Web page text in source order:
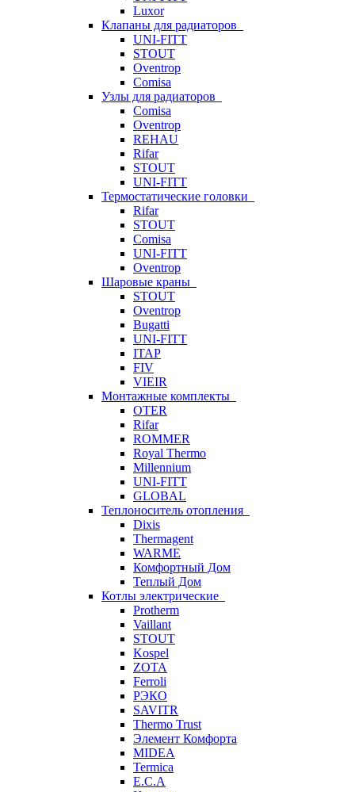
Luxor
Клапаны для радиаторов
UNI-FITT
STOUT
Oventrop
Comisa
Узлы для радиаторов
Comisa
Oventrop
REHAU
Rifar
STOUT
UNI-FITT
Термостатические головки
Rifar
STOUT
Comisa
UNI-FITT
Oventrop
Шаровые краны
STOUT
Oventrop
Bugatti
UNI-FITT
ITAP
FIV
VIEIR
Монтажные комплекты
OTER
Rifar
ROMMER
Royal Thermo
Millennium
UNI-FITT
GLOBAL
Теплоноситель отопления
Dixis
Thermagent
WARME
Комфортный Дом
Теплый Дом
Котлы электрические
Protherm
Vaillant
STOUT
Kospel
ZOTA
Ferroli
РЭКО
SAVITR
Thermo Trust
Элемент Комфорта
MIDEA
Termica
E.C.A